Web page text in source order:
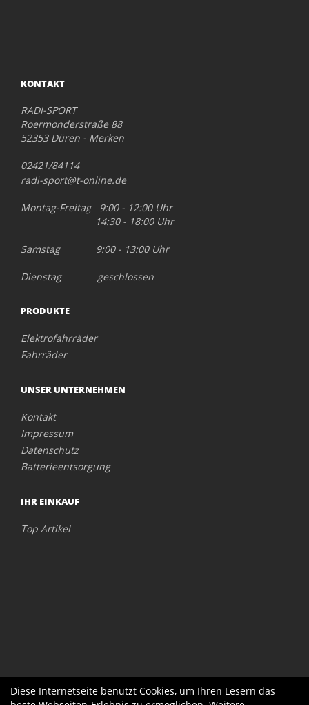
KONTAKT
RADI-SPORT
Roermonderstraße 88
52353 Düren - Merken
02421/84114
radi-sport@t-online.de
Montag-Freitag 9:00 - 12:00 Uhr
14:30 - 18:00 Uhr
Samstag 9:00 - 13:00 Uhr
Dienstag geschlossen
PRODUKTE
Elektrofahrräder
Fahrräder
UNSER UNTERNEHMEN
Kontakt
Impressum
Datenschutz
Batterieentsorgung
IHR EINKAUF
Top Artikel
Diese Internetseite benutzt Cookies, um Ihren Lesern das